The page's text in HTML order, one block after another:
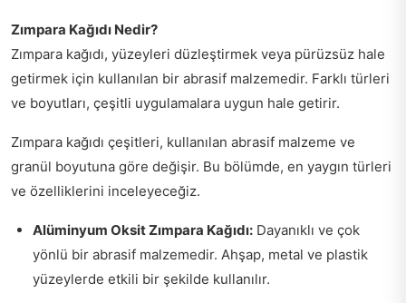
Zımpara Kağıdı Nedir?
Zımpara kağıdı, yüzeyleri düzleştirmek veya pürüzsüz hale
getirmek için kullanılan bir abrasif malzemedir. Farklı türleri
ve boyutları, çeşitli uygulamalara uygun hale getirir.
Zımpara kağıdı çeşitleri, kullanılan abrasif malzeme ve
granül boyutuna göre değişir. Bu bölümde, en yaygın türleri
ve özelliklerini inceleyeceğiz.
Alüminyum Oksit Zımpara Kağıdı: Dayanıklı ve çok
yönlü bir abrasif malzemedir. Ahşap, metal ve plastik
yüzeylerde etkili bir şekilde kullanılır.